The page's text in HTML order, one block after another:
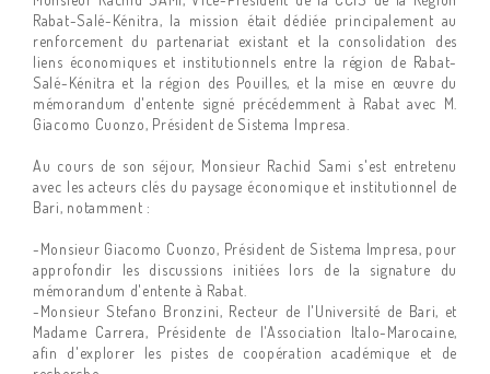
Rabat-Salé-Kénitra, la mission était dédiée principalement au
renforcement du partenariat existant et la consolidation des
liens économiques et institutionnels entre la région de Rabat-
Salé-Kénitra et la région des Pouilles, et la mise en œuvre du
mémorandum d'entente signé précédemment à Rabat avec M.
Giacomo Cuonzo, Président de Sistema Impresa.
Au cours de son séjour, Monsieur Rachid Sami s'est entretenu
avec les acteurs clés du paysage économique et institutionnel de
Bari, notamment :
-Monsieur Giacomo Cuonzo, Président de Sistema Impresa, pour
approfondir les discussions initiées lors de la signature du
mémorandum d'entente à Rabat.
-Monsieur Stefano Bronzini, Recteur de l'Université de Bari, et
Madame Carrera, Présidente de l'Association Italo-Marocaine,
afin d'explorer les pistes de coopération académique et de